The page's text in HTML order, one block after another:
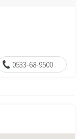
0533-68-9500